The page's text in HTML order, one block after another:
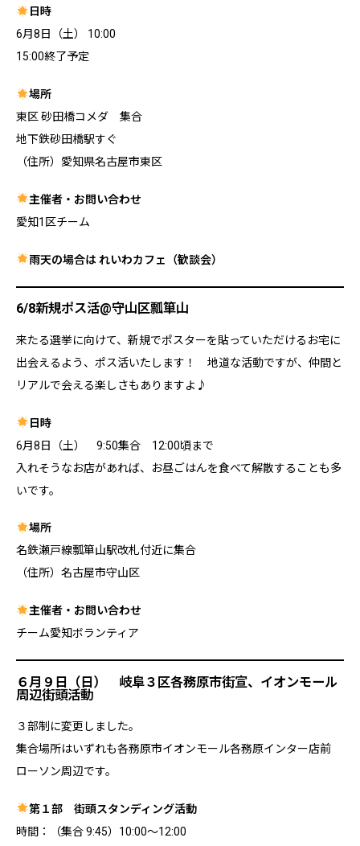
日時
6月8日（土） 10:00
15:00終了予定
場所
東区 砂田橋コメダ 集合
地下鉄砂田橋駅すぐ
（住所）愛知県名古屋市東区
主催者・お問い合わせ
愛知1区チーム
雨天の場合は れいわカフェ（歓談会）
6/8新規ポス活@守山区瓢箪山
来たる選挙に向けて、新規でポスターを貼っていただけるお宅に
出会えるよう、ポス活いたします！ 地道な活動ですが、仲間と
リアルで会える楽しさもありますよ♪
日時
6月8日（土） 9:50集合 12:00頃まで
入れそうなお店があれば、お昼ごはんを食べて解散することも多
いです。
場所
名鉄瀬戸線瓢箪山駅改札付近に集合
（住所）名古屋市守山区
主催者・お問い合わせ
チーム愛知ボランティア
６月９日（日） 岐阜３区各務原市街宣、イオンモール
周辺街頭活動
３部制に変更しました。
集合場所はいずれも各務原市イオンモール各務原インター店前
ローソン周辺です。
第１部 街頭スタンディング活動
時間：（集合 9:45）10:00～12:00